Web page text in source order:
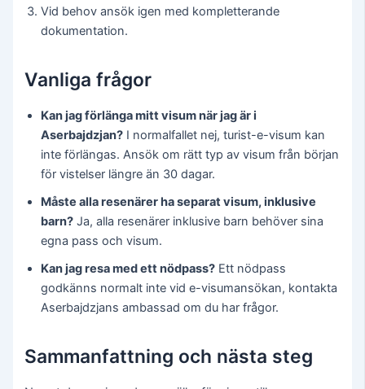
Vid behov ansök igen med kompletterande
dokumentation.
Vanliga frågor
Kan jag förlänga mitt visum när jag är i
Aserbajdzjan? I normalfallet nej, turist-e-visum kan
inte förlängas. Ansök om rätt typ av visum från början
för vistelser längre än 30 dagar.
Måste alla resenärer ha separat visum, inklusive
barn? Ja, alla resenärer inklusive barn behöver sina
egna pass och visum.
Kan jag resa med ett nödpass? Ett nödpass
godkänns normalt inte vid e-visumansökan, kontakta
Aserbajdzjans ambassad om du har frågor.
Sammanfattning och nästa steg